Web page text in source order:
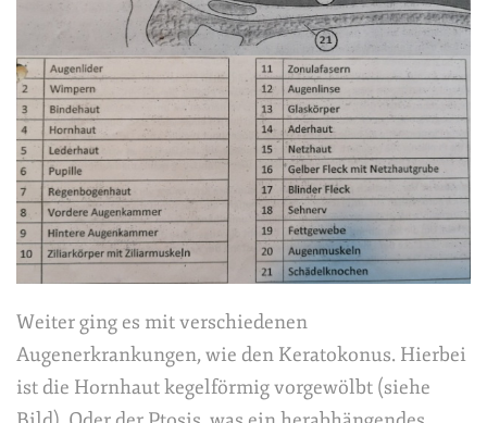
Weiter ging es mit verschiedenen
Augenerkrankungen, wie den Keratokonus. Hierbei
ist die Hornhaut kegelförmig vorgewölbt (siehe